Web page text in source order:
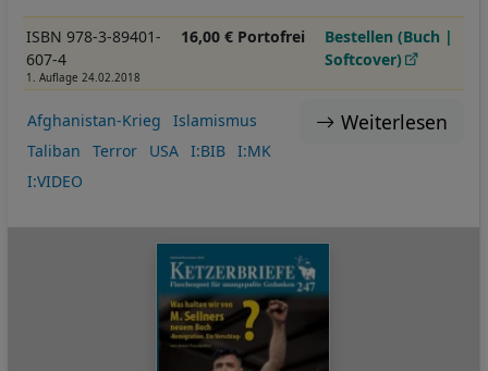
ISBN 978-3-89401-
607-4
1. Auflage 24.02.2018
16,00 € Portofrei
Bestellen (Buch |
Softcover)
Weiterlesen
Afghanistan-Krieg
Islamismus
Taliban
Terror USA I:BIB
I:MK
I:VIDEO